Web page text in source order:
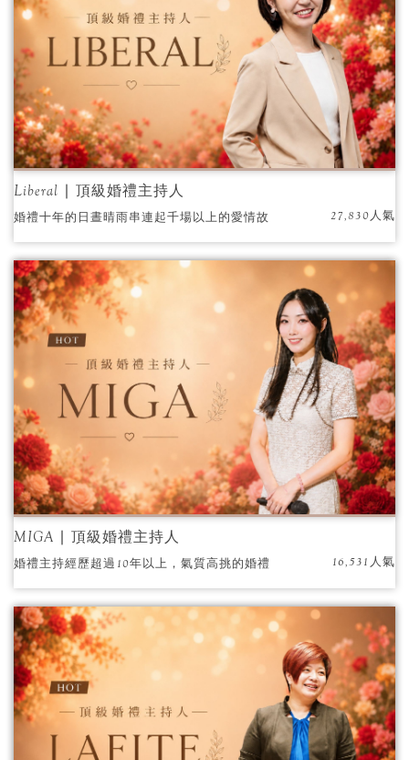
Liberal ∣ 頂級婚禮主持人
婚禮十年的日晝晴雨串連起千場以上的愛情故
值。宜動宜靜善於溝通與活絡氣氛的Liberal，將
用婚顧面向帶入主持，協助新人規劃出刻上自
己名字的婚禮!
27,830人氣
MIGA ∣ 頂級婚禮主持人
婚禮主持經歷超過10年以上，氣質高挑的婚禮
人的婚禮主持風格，深受賓客與長輩的喜愛，
為你們打造出夢想婚禮。
16,531人氣